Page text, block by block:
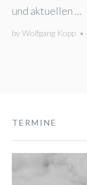
und aktuellen ...
byWolfgang Kopp •
TERMINE